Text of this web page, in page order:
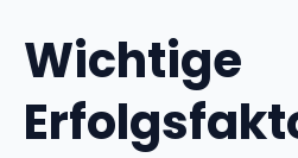
Wichtige